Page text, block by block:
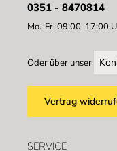
0351 - 8470814
Mo.-Fr. 09:00-17:00
Oder über unser
Vertrag
SERVICE